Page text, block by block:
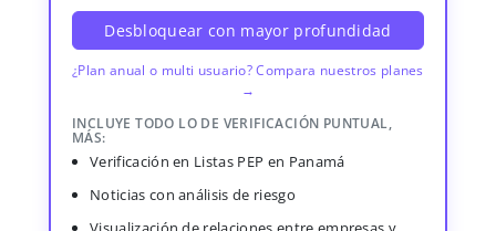
Desbloquear con mayor profundidad
¿Plan anual o multi usuario? Compara nuestros planes
→
INCLUYE TODO LO DE VERIFICACIÓN PUNTUAL,
MÁS:
Verificación en Listas PEP en Panamá
Noticias con análisis de riesgo